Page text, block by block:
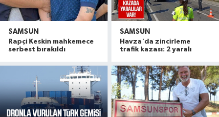
SAMSUN
Rapçi Keskin mahkemece
serbest bırakıldı
SAMSUN
Havza'da zincirleme
trafik kazası: 2 yaralı